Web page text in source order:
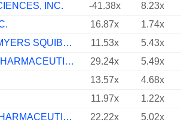
INC.
-41.38x
8.23x
16.87x
1.74x
BRISTOL-MYERS SQUIBB COMPANY
11.53x
5.43x
VERTEX PHARMACEUTICALS INCORPORATED
29.24x
5.49x
13.57x
4.68x
11.97x
1.22x
CHUGAI PHARMACEUTICAL CO., LTD.
22.22x
5.02x